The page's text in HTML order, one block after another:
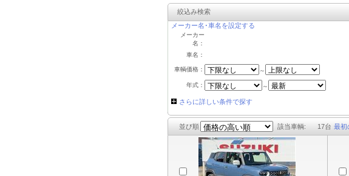
絞込み検索
メーカー名･車名を設定する
メーカー
名：
車名：
車輌価格： ～
年式： ～
さらに詳しい条件で探す
並び順 該当車輌: 17台 最初